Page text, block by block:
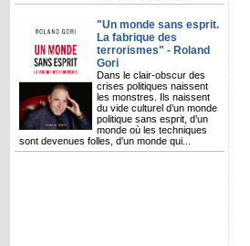
"Un monde sans esprit.
La fabrique des
terrorismes" - Roland
Gori
Dans le clair-obscur des
crises politiques naissent
les monstres. Ils naissent
du vide culturel d’un monde
politique sans esprit, d’un
monde où les techniques
sont devenues folles, d’un monde qui...